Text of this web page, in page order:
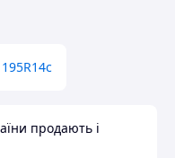
продають і